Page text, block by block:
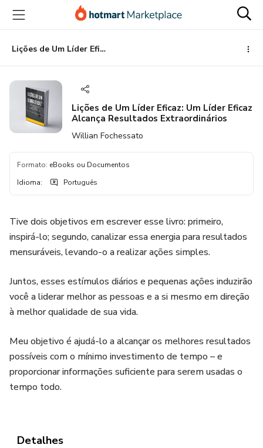
para
conteúdo
principal
para
pagamento
para
rodapé
Lições de Um Líder Eficaz: Um Líder Eficaz Alcança Resultados Extraordinários
Lições de Um Líder Eficaz: Um Líder Eficaz
Alcança Resultados Extraordinários
Willian Fochessato
Formato: eBooks ou Documentos
Idioma: Português
Tive dois objetivos em escrever esse livro: primeiro,
inspirá-lo; segundo, canalizar essa energia para resultados
mensuráveis, levando-o a realizar ações simples.
Juntos, esses estímulos diários e pequenas ações induzirão
você a liderar melhor as pessoas e a si mesmo em direção
à melhor qualidade de sua vida.
Meu objetivo é ajudá-lo a alcançar os melhores resultados
possíveis com o mínimo investimento de tempo – e
proporcionar informações suficiente para serem usadas o
tempo todo.
Detalhes